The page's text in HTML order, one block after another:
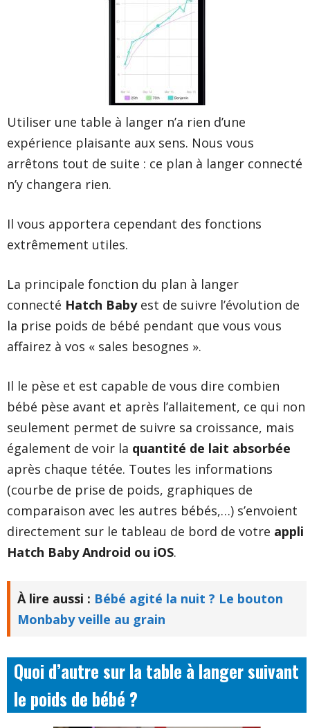
Utiliser une table à langer n’a rien d’une
expérience plaisante aux sens. Nous vous
arrêtons tout de suite : ce plan à langer connecté
n’y changera rien.
Il vous apportera cependant des fonctions
extrêmement utiles.
La principale fonction du plan à langer
connecté Hatch Babyest de suivre l’évolution de
la prise poids de bébé pendant que vous vous
affairez à vos « sales besognes ».
Il le pèse et est capable de vous dire combien
bébé pèse avant et après l’allaitement, ce qui non
seulement permet de suivre sa croissance, mais
également de voir la quantité de lait absorbée
après chaque tétée. Toutes les informations
(courbe de prise de poids, graphiques de
comparaison avec les autres bébés,…) s’envoient
directement sur le tableau de bord de votre appli
Hatch Baby Android ou iOS.
À lire aussi : Bébé agité la nuit ? Le bouton
Monbaby veille au grain
Quoi d’autre sur la table à langer suivant
le poids de bébé ?